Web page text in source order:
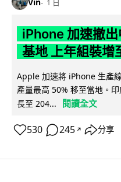
1 日
iPhone 加速撤
基地 上年組裝
Apple 加速將 iPhone 生產
產量最高 50% 移至當地。
長至 204...
閱讀全文
530 245 ↗ 分享